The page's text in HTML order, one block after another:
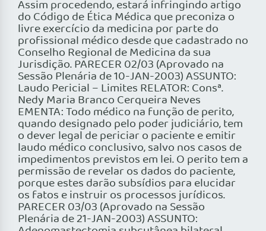
Assim procedendo, estará infringindo artigo
do Código de Ética Médica que preconiza o
livre exercício da medicina por parte do
profissional médico desde que cadastrado no
Conselho Regional de Medicina da sua
Jurisdição. PARECER 02/03 (Aprovado na
Sessão Plenária de 10-JAN-2003) ASSUNTO:
Laudo Pericial – Limites RELATOR: Consª.
Nedy Maria Branco Cerqueira Neves
EMENTA: Todo médico na função de perito,
quando designado pelo poder judiciário, tem
o dever legal de periciar o paciente e emitir
laudo médico conclusivo, salvo nos casos de
impedimentos previstos em lei. O perito tem a
permissão de revelar os dados do paciente,
porque estes darão subsídios para elucidar
os fatos e instruir os processos jurídicos.
PARECER 03/03 (Aprovado na Sessão
Plenária de 21-JAN-2003) ASSUNTO: